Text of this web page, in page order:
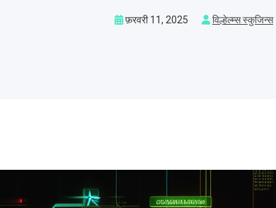
फ़रवरी 11, 2025 विल्हेल्म्स स्कुजिन्स